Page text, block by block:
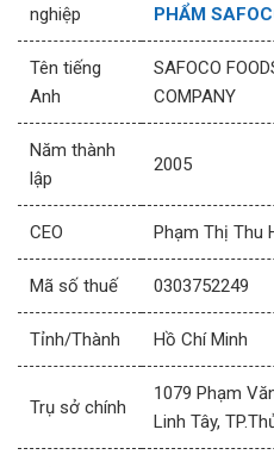
nghiệp
PHẨM
Tên tiếng
Anh
SAFOCO
COMPANY
Năm thành
lập
2005
CEO Phạm Thị Thu
Mã số thuế 0303752249
Tỉnh/Thành Hồ Chí Minh
Trụ sở chính
1079 Phạm
Linh Tây,